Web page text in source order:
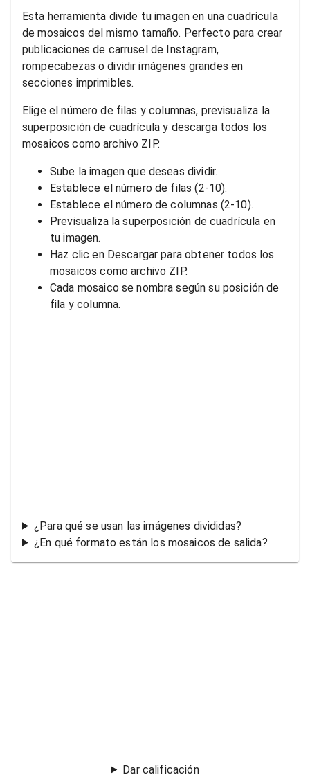
Esta herramienta divide tu imagen en una cuadrícula
de mosaicos del mismo tamaño. Perfecto para crear
publicaciones de carrusel de Instagram,
rompecabezas o dividir imágenes grandes en
secciones imprimibles.
Elige el número de filas y columnas, previsualiza la
superposición de cuadrícula y descarga todos los
mosaicos como archivo ZIP.
Sube la imagen que deseas dividir.
Establece el número de filas (2-10).
Establece el número de columnas (2-10).
Previsualiza la superposición de cuadrícula en
tu imagen.
Haz clic en Descargar para obtener todos los
mosaicos como archivo ZIP.
Cada mosaico se nombra según su posición de
fila y columna.
¿Para qué se usan las imágenes divididas?
¿En qué formato están los mosaicos de salida?
Dar calificación